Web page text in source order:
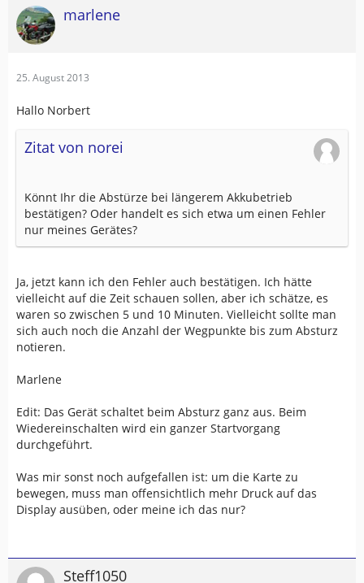
marlene
25. August 2013
Hallo Norbert
Zitat von norei
Könnt Ihr die Abstürze bei längerem Akkubetrieb
bestätigen? Oder handelt es sich etwa um einen Fehler
nur meines Gerätes?
Ja, jetzt kann ich den Fehler auch bestätigen. Ich hätte
vielleicht auf die Zeit schauen sollen, aber ich schätze, es
waren so zwischen 5 und 10 Minuten. Vielleicht sollte man
sich auch noch die Anzahl der Wegpunkte bis zum Absturz
notieren.
Marlene
Edit: Das Gerät schaltet beim Absturz ganz aus. Beim
Wiedereinschalten wird ein ganzer Startvorgang
durchgeführt.
Was mir sonst noch aufgefallen ist: um die Karte zu
bewegen, muss man offensichtlich mehr Druck auf das
Display ausüben, oder meine ich das nur?
Steff1050